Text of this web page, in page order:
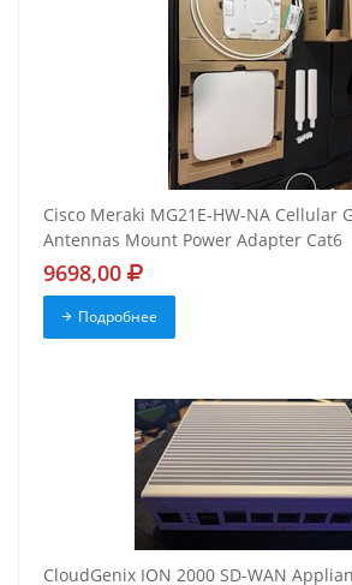
Cisco Meraki MG21E-HW-NA Cellular
Antennas Mount Power Adapter Cat6
9698,00
Подробнее
CloudGenix ION 2000 SD-WAN